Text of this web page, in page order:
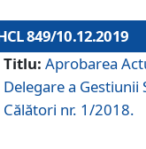
849/10.12.2019
Titlu: Aprobarea
Delegare a Gestiunii
Călători nr. 1/2018.